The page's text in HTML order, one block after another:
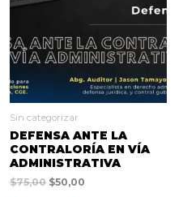
Sin categorizar
DEFENSA ANTE LA
CONTRALORÍA EN VÍA
ADMINISTRATIVA
$75,00 $50,00